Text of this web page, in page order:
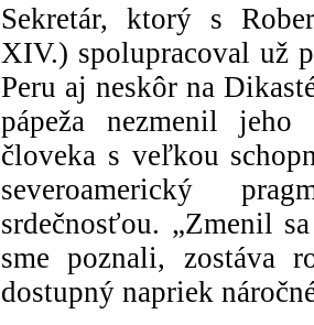
Sekretár, ktorý s
XIV.) spolupracoval už
Peru aj neskôr na
pápeža nezmenil
človeka s veľkou
severoamerický
srdečnosťou. „Zmenil
sme poznali, zostáva
dostupný napriek